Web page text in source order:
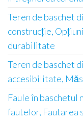
Teren de baschet
construcție,
durabilitate
Teren de baschet
accesibilitate,
Faule în baschetul
fautelor, Fautarea